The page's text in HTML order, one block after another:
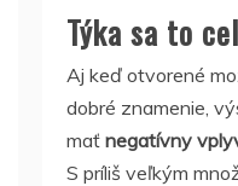
Týka sa to
Aj keď otvorené
dobré znamenie,
mať negatívny
S príliš veľkým